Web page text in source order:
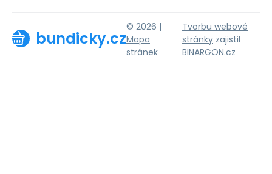
bundicky.cz
© 2026 |
Mapa
stránek
Tvorbu webové
stránky zajistil
BINARGON.cz